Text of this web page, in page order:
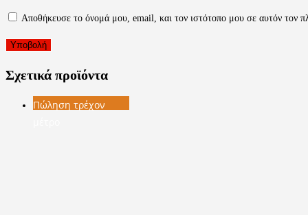
Αποθήκευσε το όνομά μου, email, και τον ιστότοπο μου σε αυτόν τον
Σχετικά προϊόντα
Πώληση τρέχον